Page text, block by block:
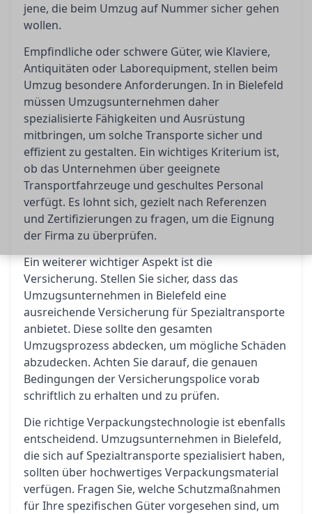
jene, die beim Umzug auf Nummer sicher gehen
wollen.
Empfindliche oder schwere Güter, wie Klaviere,
Antiquitäten oder Laborequipment, stellen beim
Umzug besondere Anforderungen. In in Bielefeld
müssen Umzugsunternehmen daher
spezialisierte Fähigkeiten und Ausrüstung
mitbringen, um solche Transporte sicher und
effizient zu gestalten. Ein wichtiges Kriterium ist,
ob das Unternehmen über geeignete
Transportfahrzeuge und geschultes Personal
verfügt. Es lohnt sich, gezielt nach Referenzen
und Zertifizierungen zu fragen, um die Eignung
der Firma zu überprüfen.
Ein weiterer wichtiger Aspekt ist die
Versicherung. Stellen Sie sicher, dass das
Umzugsunternehmen in Bielefeld eine
ausreichende Versicherung für Spezialtransporte
anbietet. Diese sollte den gesamten
Umzugsprozess abdecken, um mögliche Schäden
abzudecken. Achten Sie darauf, die genauen
Bedingungen der Versicherungspolice vorab
schriftlich zu erhalten und zu prüfen.
Die richtige Verpackungstechnologie ist ebenfalls
entscheidend. Umzugsunternehmen in Bielefeld,
die sich auf Spezialtransporte spezialisiert haben,
sollten über hochwertiges Verpackungsmaterial
verfügen. Fragen Sie, welche Schutzmaßnahmen
für Ihre spezifischen Güter vorgesehen sind, um